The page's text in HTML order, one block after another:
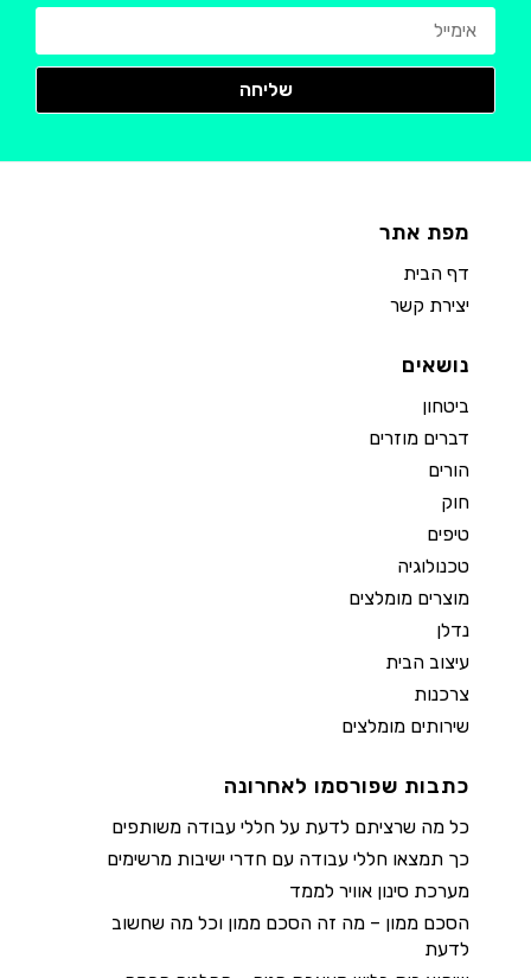
מפת אתר
דף הבית
יצירת קשר
נושאים
ביטחון
דברים מוזרים
הורים
חוק
טיפים
טכנולוגיה
מוצרים מומלצים
נדלן
עיצוב הבית
צרכנות
שירותים מומלצים
כתבות שפורסמו לאחרונה
כל מה שרציתם לדעת על חללי עבודה משותפים
כך תמצאו חללי עבודה עם חדרי ישיבות מרשימים
מערכת סינון אוויר לממד
הסכם ממון – מה זה הסכם ממון וכל מה שחשוב
לדעת